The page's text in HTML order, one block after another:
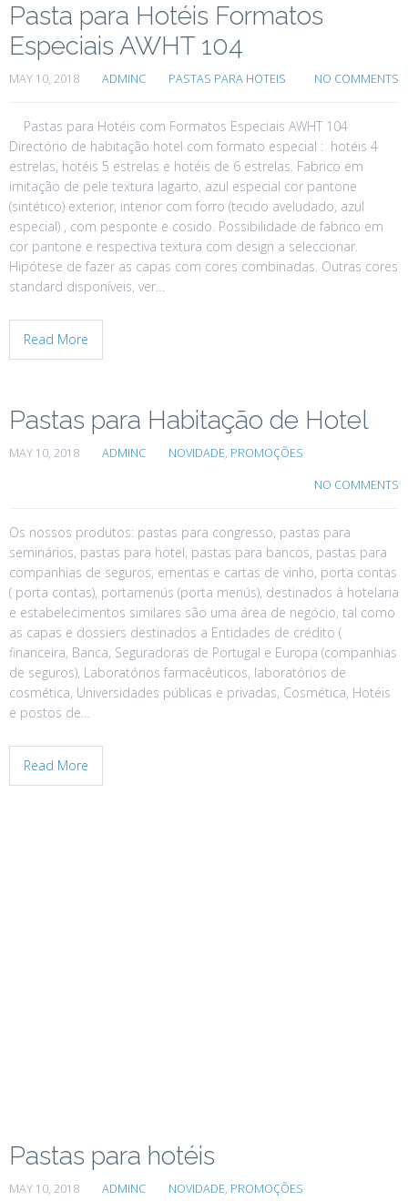
Pasta para Hotéis Formatos
Especiais AWHT 104
MAY 10, 2018 ADMINC PASTAS PARA HOTEIS NO COMMENTS
Pastas para Hotéis com Formatos Especiais AWHT 104
Directório de habitação hotel com formato especial : hotéis 4
estrelas, hotéis 5 estrelas e hotéis de 6 estrelas. Fabrico em
imitação de pele textura lagarto, azul especial cor pantone
(sintético) exterior, interior com forro (tecido aveludado, azul
especial) , com pesponte e cosido. Possibilidade de fabrico em
cor pantone e respectiva textura com design a seleccionar.
Hipótese de fazer as capas com cores combinadas. Outras cores
standard disponíveis, ver…
Read More
Pastas para Habitação de Hotel
MAY 10, 2018 ADMINC NOVIDADE, PROMOÇÕES
NO COMMENTS
Os nossos produtos: pastas para congresso, pastas para
seminários, pastas para hotel, pastas para bancos, pastas para
companhias de seguros, ementas e cartas de vinho, porta contas
( porta contas), portamenús (porta menús), destinados à hotelaria
e estabelecimentos similares são uma área de negócio, tal como
as capas e dossiers destinados a Entidades de crédito (
financeira, Banca, Seguradoras de Portugal e Europa (companhias
de seguros), Laboratórios farmacêuticos, laboratórios de
cosmética, Universidades públicas e privadas, Cosmética, Hotéis
e postos de…
Read More
Pastas para hotéis
MAY 10, 2018 ADMINC NOVIDADE, PROMOÇÕES